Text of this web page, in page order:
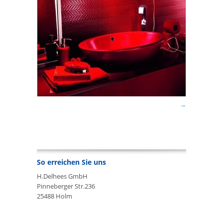
So erreichen Sie uns
H.Delhees GmbH
Pinneberger Str.236
25488 Holm